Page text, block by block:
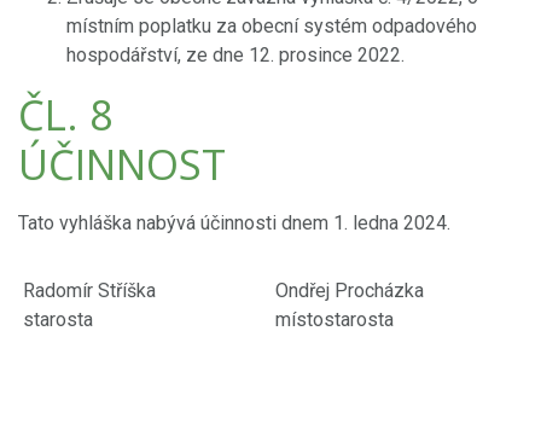
místním poplatku za obecní systém odpadového
hospodářství, ze dne 12. prosince 2022.
ČL. 8
ÚČINNOST
Tato vyhláška nabývá účinnosti dnem 1. ledna 2024.
Radomír Stříška
starosta
Ondřej Procházka
místostarosta